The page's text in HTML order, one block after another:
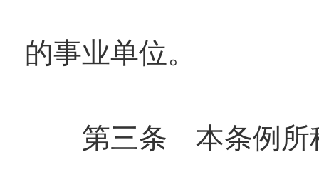
的事业单位。
第三条 本条例所称